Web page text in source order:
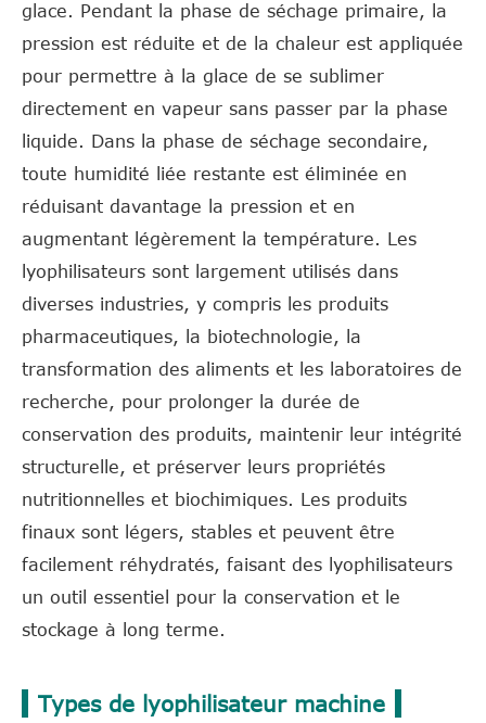
glace. Pendant la phase de séchage primaire, la
pression est réduite et de la chaleur est appliquée
pour permettre à la glace de se sublimer
directement en vapeur sans passer par la phase
liquide. Dans la phase de séchage secondaire,
toute humidité liée restante est éliminée en
réduisant davantage la pression et en
augmentant légèrement la température. Les
lyophilisateurs sont largement utilisés dans
diverses industries, y compris les produits
pharmaceutiques, la biotechnologie, la
transformation des aliments et les laboratoires de
recherche, pour prolonger la durée de
conservation des produits, maintenir leur intégrité
structurelle, et préserver leurs propriétés
nutritionnelles et biochimiques. Les produits
finaux sont légers, stables et peuvent être
facilement réhydratés, faisant des lyophilisateurs
un outil essentiel pour la conservation et le
stockage à long terme.
Types de lyophilisateur machine